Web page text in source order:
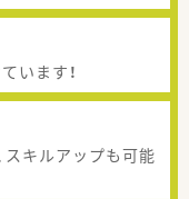
います！
スキルアップも可能